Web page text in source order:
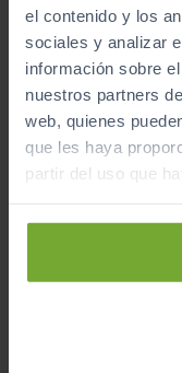
el contenido y los
sociales y analizar
información sobre
nuestros partners
web, quienes
que les haya
partir del uso que
AUDI A1
ALLSTREET 25